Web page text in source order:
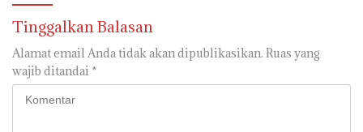
Tinggalkan Balasan
Alamat email Anda tidak akan dipublikasikan. Ruas yang
wajib ditandai *